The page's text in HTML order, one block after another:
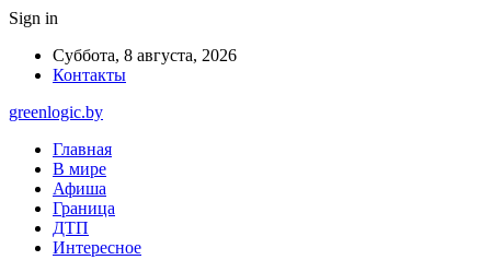
Sign in
Суббота, 8 августа, 2026
Контакты
greenlogic.by
Главная
В мире
Афиша
Граница
ДТП
Интересное